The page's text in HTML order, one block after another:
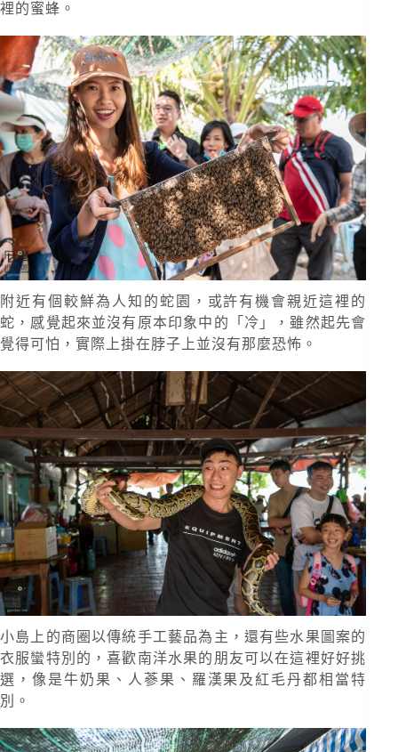
裡的蜜蜂。
附近有個較鮮為人知的蛇園，或許有機會親近這裡的
蛇，感覺起來並沒有原本印象中的「冷」，雖然起先會
覺得可怕，實際上掛在脖子上並沒有那麼恐怖。
小島上的商圈以傳統手工藝品為主，還有些水果圖案的
衣服蠻特別的，喜歡南洋水果的朋友可以在這裡好好挑
選，像是牛奶果、人蔘果、羅漢果及紅毛丹都相當特
別。